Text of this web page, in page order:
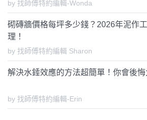
by 找師傅特約編輯-Wonda
砌磚牆價格每坪多少錢？2026年泥作
理！
by 找師傅特約編輯 Sharon
解決水錘效應的方法超簡單！你會後
by 找師傅特約編輯-Erin